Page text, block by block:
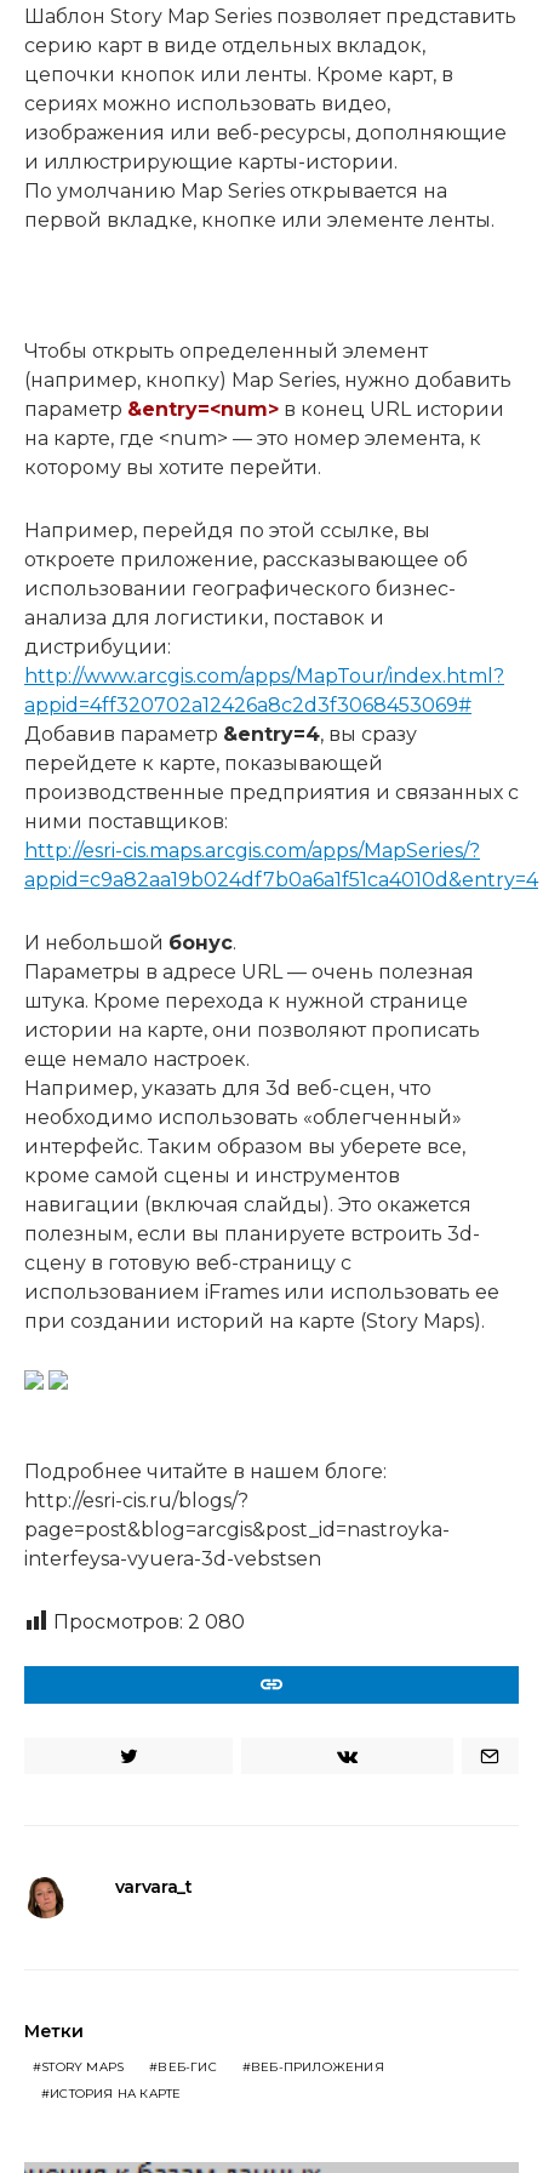
Шаблон Story Map Series позволяет представить
серию карт в виде отдельных вкладок,
цепочки кнопок или ленты. Кроме карт, в
сериях можно использовать видео,
изображения или веб-ресурсы, дополняющие
и иллюстрирующие карты-истории.
По умолчанию Map Series открывается на
первой вкладке, кнопке или элементе ленты.
Чтобы открыть определенный элемент
(например, кнопку) Map Series, нужно добавить
параметр &entry=<num> в конец URL истории
на карте, где <num> — это номер элемента, к
которому вы хотите перейти.
Например, перейдя по этой ссылке, вы
откроете приложение, рассказывающее об
использовании географического бизнес-
анализа для логистики, поставок и
дистрибуции:
http://www.arcgis.com/apps/MapTour/index.html?
appid=4ff320702a12426a8c2d3f3068453069#
Добавив параметр &entry=4, вы сразу
перейдете к карте, показывающей
производственные предприятия и связанных с
ними поставщиков:
http://esri-cis.maps.arcgis.com/apps/MapSeries/?
appid=c9a82aa19b024df7b0a6a1f51ca4010d&entry=4
И небольшой бонус.
Параметры в адресе URL — очень полезная
штука. Кроме перехода к нужной странице
истории на карте, они позволяют прописать
еще немало настроек.
Например, указать для 3d веб-сцен, что
необходимо использовать «облегченный»
интерфейс. Таким образом вы уберете все,
кроме самой сцены и инструментов
навигации (включая слайды). Это окажется
полезным, если вы планируете встроить 3d-
сцену в готовую веб-страницу с
использованием iFrames или использовать ее
при создании историй на карте (Story Maps).
Подробнее читайте в нашем блоге:
http://esri-cis.ru/blogs/?
page=post&blog=arcgis&post_id=nastroyka-
interfeysa-vyuera-3d-vebstsen
Просмотров: 2 080
varvara_t
Метки
STORY MAPS ВЕБ-ГИС
ВЕБ-ПРИЛОЖЕНИЯ
ИСТОРИЯ НА КАРТЕ